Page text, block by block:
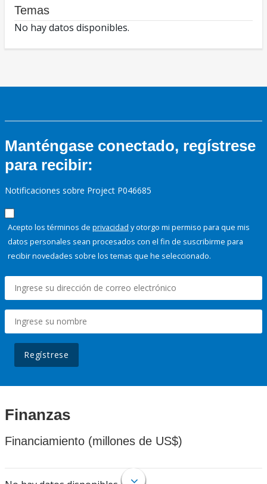
Temas
No hay datos disponibles.
Manténgase conectado, regístrese
para recibir:
Notificaciones sobre Project P046685
Acepto los términos de privacidad y otorgo mi permiso para que mis
datos personales sean procesados con el fin de suscribirme para
recibir novedades sobre los temas que he seleccionado.
Regístrese
Finanzas
Financiamiento (millones de US$)